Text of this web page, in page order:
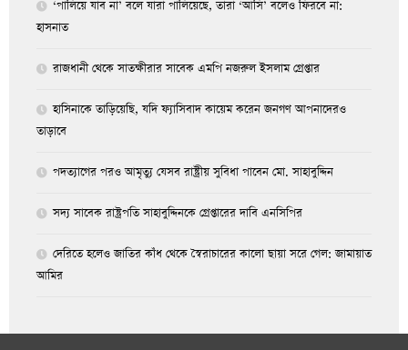
‘পালিয়ে যাব না’ বলে যারা পালিয়েছে, তারা ‘আসি’ বলেও ফিরবে না:
হাসনাত
রাজধানী থেকে সাতক্ষীরার সাবেক এমপি নজরুল ইসলাম গ্রেপ্তার
হাসিনাকে তাড়িয়েছি, যদি ফ্যাসিবাদ কায়েম করেন জনগণ আপনাদেরও
তাড়াবে
পদত্যাগের পরও আমৃত্যু যেসব রাষ্ট্রীয় সুবিধা পাবেন মো. সাহাবুদ্দিন
সদ্য সাবেক রাষ্ট্রপতি সাহাবুদ্দিনকে গ্রেপ্তারের দাবি এনসিপির
দেরিতে হলেও জাতির কাঁধ থেকে স্বৈরাচারের কালো ছায়া সরে গেল: জামায়াত
আমির